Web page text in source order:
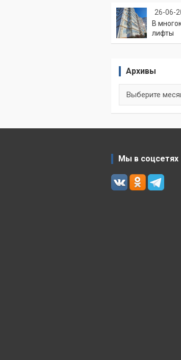
26-06-
В
лифты
Архивы
Мы в соцсетях